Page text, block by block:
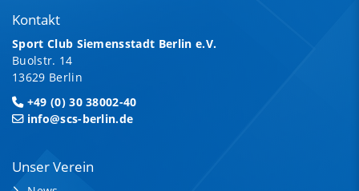
Kontakt
Sport Club Siemensstadt Berlin e.V.
Buolstr. 14
13629 Berlin
+49 (0) 30 38002-40
info@scs-berlin.de
Unser Verein